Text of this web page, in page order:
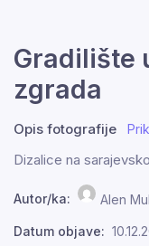
Gradilište
zgrada
Opis fotografije
Dizalice na
Autor/ka: Alen
Datum objave: